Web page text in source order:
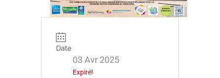
Date
03 Avr 2025
Expiré!